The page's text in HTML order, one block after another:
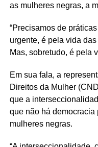
as mulheres negras, a
“Precisamos de
urgente, é pela vida
Mas, sobretudo, é pela
Em sua fala, a
Direitos da Mulher
que a
que não há
mulheres negras.